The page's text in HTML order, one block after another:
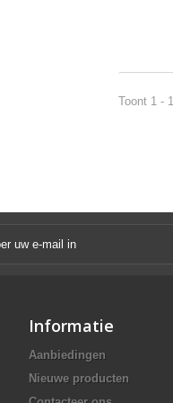
Toont 1 -
Informatie
Aanbiedingen
Nieuwe producten